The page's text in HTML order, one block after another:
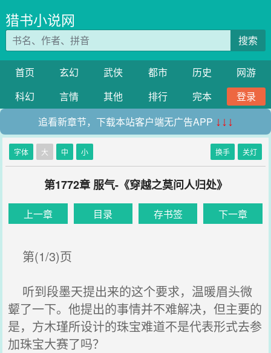
猎书小说网
搜索
首页 玄幻 武侠 都市 历史
网游
科幻
言情 其他 排行 完本
登录
追看新章节，下载本站客户端无广告APP ↓↓↓
字体 大 中 小 换手 关灯
第1772章 服气-《穿越之莫问人归处》
上一章 目录 存书签 下一章
第(1/3)页
听到段墨天提出来的这个要求，温暖眉头微
颦了一下。他提出的事情并不难解决，但主要的
是，方木瑾所设计的珠宝难道不是代表形式去参
加珠宝大赛了吗？